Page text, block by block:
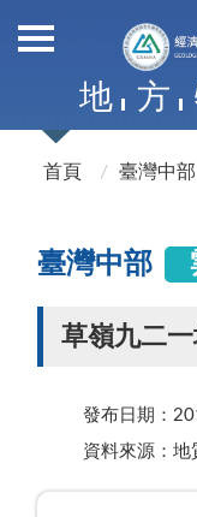
地 方
首頁 臺灣中部
臺灣中部
草嶺九二
發布日期：
資料來源：地